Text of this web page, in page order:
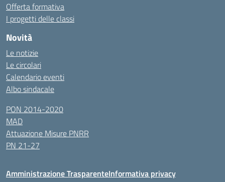
Offerta formativa
I progetti delle classi
Novità
Le notizie
Le circolari
Calendario eventi
Albo sindacale
PON 2014-2020
MAD
Attuazione Misure PNRR
PN 21-27
Amministrazione TrasparenteInformativa privacy